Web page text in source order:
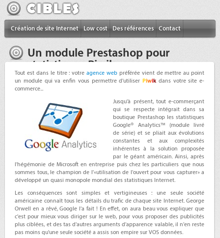
Création de site Internet Low cost Des références Contact
Un module Prestashop pour
statistiques Piwik
Tout est dans le titre : votreagence web préférée vient de mettre au point
un module qui va enfin vous permettre d'utiliserPiwik dans votre site e-
commerce...
Jusqu'à présent, tout e-commerçant
qui se respecte intégrait dans sa
boutique Prestashop les statistiques
Google® Analytics™ (module livré
de série) et se pliait aux évolutions
constantes et aux complexités
inhérentes à la solution proposée
par le géant américain. Ainsi, après
l'hégémonie de Microsoft en entreprise puis chez les particuliers que nous
sommes tous, le champion de l'«utilisation de l'ouvert pour vous capturer» a
développé un quasi monopole mondial des statistiques Internet.
Les conséquences sont simples et vertigineuses : une seule société
américaine connaît tous les détails du trafic de chaque site Internet. George
Orwell en a rêvé, Google l'a fait ! En effet, on aura beau vous expliquer que
c'est pour mieux vous diriger sur le web, pour vous proposer des publicités
plus ciblées, et des tas d'autres arguments d'apparence valable, il n'en reste
pas moins qu'une seule société a assis son empire sur VOS données.